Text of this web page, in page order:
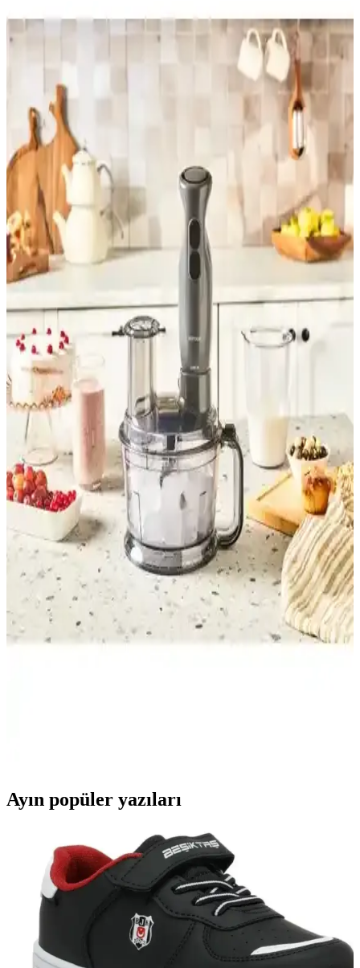
Performans, Tasarım ve Kullanıcı Yorumları
İki Arnica mikser ve blender setinin detaylı karşılaştırmasıyla
performans, tasarım ve kullanıcı geri bildirimlerini keşfedin. Hangi
ürün sizin için daha uygun?
Beko Rhb 2910 M Mavi 1000 W Çok Fonksiyonlu
Blender Seti Günlük Mutfak Kullanımı İçin
Beko Rhb 2910 M, 1000 W gücü ve çok fonksiyonlu tasarımıyla
mutfakta pratiklik sağlar, dayanıklı malzemeleri ve kullanışlı
aksesuarlarıyla öne çıkar.
Arzum AR1101 Shake'n Take Joy ve Yui M18 3'ü 1
Arada Retro Blender Karşılaştırması
İki farklı kişisel blender modeli olan Arzum AR1101 Shake'n Take
Joy ve Yui M18'in özellikleri, performansları ve kullanıcı yorumları
detaylı karşılaştırmasıyla sunuluyor.
Arzum Shake'n Take Pro ve Vestel Mix & Go
Blender Karşılaştırması
Arzum Shake'n Take Pro ve Vestel Mix & Go blender'ların güç,
kullanım kolaylığı ve performans özellikleri karşılaştırıldı, kullanıcı
yorumlarıyla detaylar sunuldu.
Tefal Perfect Mix Powelix 2 Bıçaklı 3 Fonksiyonlu
1200 Watt Yüksek Hızlı Smoothie Blender
Tefal Perfect Mix Powelix blender, 1200 watt gücü ve 3 fonksiyonu
ile hızlı ve etkili gıda hazırlama imkanı sunar, 2 bıçaklı tasarımıyla
smoothie ve karışımlarınızda üstün performans sağlar.
Bosch Vitapower Serie 2 ve Vestel Mix Go İnox
Blender Karşılaştırması
Bosch Vitapower Serie 2 ve Vestel Mix Go İnox blenderleri güç,
tasarım ve kullanım kolaylığı açısından karşılaştırıyoruz. Hangi
model günlük mutfak ihtiyaçlarınızı daha iyi karşılar? Detaylar
burada.
Ayın popüler yazıları